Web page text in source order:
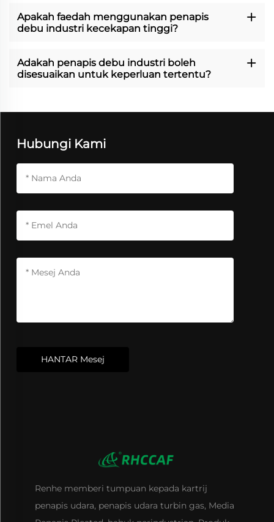
Apakah faedah menggunakan penapis
debu industri kecekapan tinggi?
Adakah penapis debu industri boleh
disesuaikan untuk keperluan tertentu?
Hubungi Kami
HANTAR Mesej
Renhe memberi tumpuan kepada kartrij
penapis udara, penapis udara turbin gas, Media